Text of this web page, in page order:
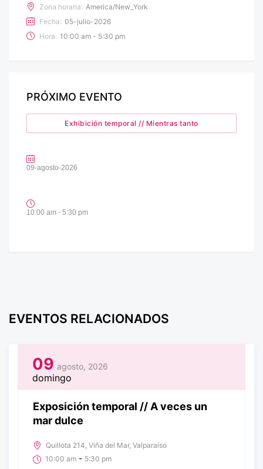
Zona horaria: America/New_York
Fecha: 05-julio-2026
Hora: 10:00 am - 5:30 pm
PRÓXIMO EVENTO
Exhibición temporal // Mientras tanto
09-agosto-2026
10:00 am - 5:30 pm
EVENTOS RELACIONADOS
09 agosto, 2026
domingo
Exposición temporal // A veces un
mar dulce
Quillota 214, Viña del Mar, Valparaíso
10:00 am - 5:30 pm